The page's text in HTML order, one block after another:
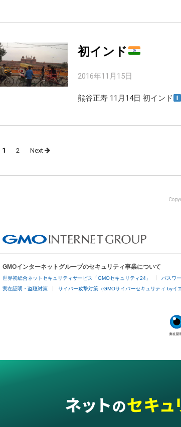
初インド
2016年11月15日
熊谷正寿 11月14日 初インド
Posts
1 2 Next
GMOインターネットグループのセキュリティ事業について
世界初総合ネットセキュリティサービス「GMOセキュリティ24」 パスワ
実在証明・盗聴対策 サイバー攻撃対策（GMOサイバーセキュリティ byイエ